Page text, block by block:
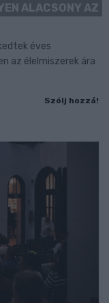
ALACSONY AZ
éves
az élelmiszerek ára
Szólj hozzá!